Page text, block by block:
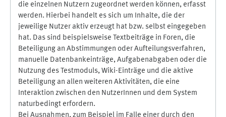
die einzelnen Nutzern zugeordnet werden können, erfasst
werden. Hierbei handelt es sich um Inhalte, die der
jeweilige Nutzer aktiv erzeugt hat bzw. selbst eingegeben
hat. Das sind beispielsweise Textbeiträge in Foren, die
Beteiligung an Abstimmungen oder Aufteilungsverfahren,
manuelle Datenbankeinträge, Aufgabenabgaben oder die
Nutzung des Testmoduls, Wiki-Einträge und die aktive
Beteiligung an allen weiteren Aktivitäten, die eine
Interaktion zwischen den NutzerInnen und dem System
naturbedingt erfordern.
Bei Ausnahmen, zum Beispiel im Falle einer durch den